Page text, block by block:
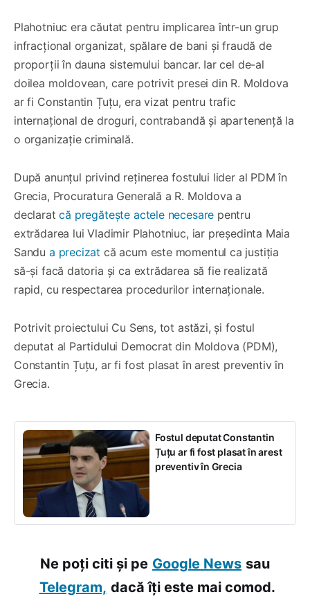
Plahotniuc era căutat pentru implicarea într-un grup
infracțional organizat, spălare de bani și fraudă de
proporții în dauna sistemului bancar. Iar cel de-al
doilea moldovean, care potrivit presei din R. Moldova
ar fi Constantin Țuțu, era vizat pentru trafic
internațional de droguri, contrabandă și apartenență la
o organizație criminală.
După anunțul privind reținerea fostului lider al PDM în
Grecia, Procuratura Generală a R. Moldova a
declarat că pregătește actele necesare pentru
extrădarea lui Vladimir Plahotniuc, iar președinta Maia
Sandu a precizat că acum este momentul ca justiția
să-și facă datoria și ca extrădarea să fie realizată
rapid, cu respectarea procedurilor internaționale.
Potrivit proiectului Cu Sens, tot astăzi, și fostul
deputat al Partidului Democrat din Moldova (PDM),
Constantin Țuțu, ar fi fost plasat în arest preventiv în
Grecia.
Fostul deputat Constantin
Țuțu ar fi fost plasat în arest
preventiv în Grecia
Ne poți citi și pe Google News sau
Telegram, dacă îți este mai comod.